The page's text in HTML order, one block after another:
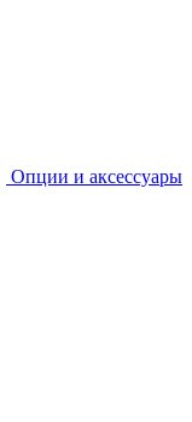
Опции и аксессуары